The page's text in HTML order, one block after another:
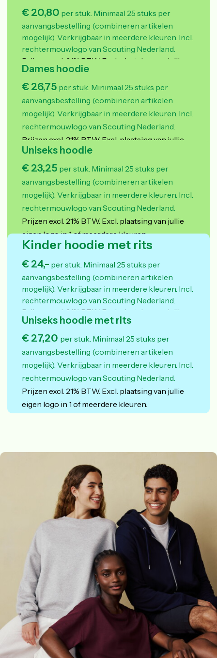
€ 20,80 per stuk. Minimaal 25 stuks per
aanvangsbestelling (combineren artikelen
mogelijk). Verkrijgbaar in meerdere kleuren. Incl.
rechtermouwlogo van Scouting Nederland.
Prijzen excl. 21% BTW. Excl. plaatsing van jullie
eigen logo in 1 of meerdere kleuren.
Dames hoodie
€ 26,75 per stuk. Minimaal 25 stuks per
aanvangsbestelling (combineren artikelen
mogelijk). Verkrijgbaar in meerdere kleuren. Incl.
rechtermouwlogo van Scouting Nederland.
Prijzen excl. 21% BTW. Excl. plaatsing van jullie
eigen logo in 1 of meerdere kleuren.
Uniseks hoodie
€ 23,25 per stuk. Minimaal 25 stuks per
aanvangsbestelling (combineren artikelen
mogelijk). Verkrijgbaar in meerdere kleuren. Incl.
rechtermouwlogo van Scouting Nederland.
Prijzen excl. 21% BTW. Excl. plaatsing van jullie
eigen logo in 1 of meerdere kleuren.
Kinder hoodie met rits
€ 24,- per stuk. Minimaal 25 stuks per
aanvangsbestelling (combineren artikelen
mogelijk). Verkrijgbaar in meerdere kleuren. Incl.
rechtermouwlogo van Scouting Nederland.
Prijzen excl. 21% BTW. Excl. plaatsing van jullie
eigen logo in 1 of meerdere kleuren.
Uniseks hoodie met rits
€ 27,20 per stuk. Minimaal 25 stuks per
aanvangsbestelling (combineren artikelen
mogelijk). Verkrijgbaar in meerdere kleuren. Incl.
rechtermouwlogo van Scouting Nederland.
Prijzen excl. 21% BTW. Excl. plaatsing van jullie
eigen logo in 1 of meerdere kleuren.